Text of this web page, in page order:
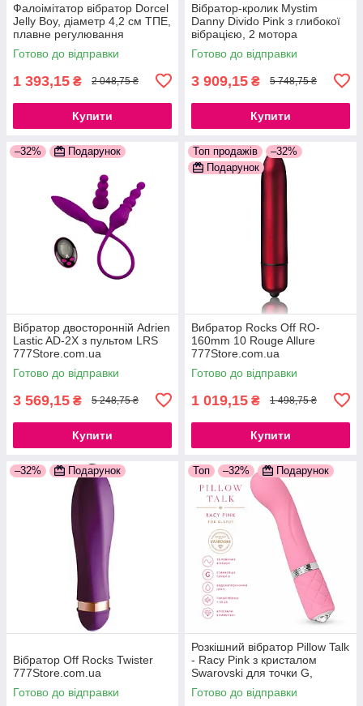
Фалоімітатор вібратор Dorcel
Jelly Boy, діаметр 4,2 см ТПЕ,
плавне регулювання
потужності вібрації
777Store.com.ua
Готово до відправки
1 393,15 ₴ 2 048,75 ₴
Купити
Вібратор-кролик Mystim
Danny Divido Pink з глибокої
вібрацією, 2 мотора
777Store.com.ua
Готово до відправки
3 909,15 ₴ 5 748,75 ₴
Купити
–32% Подарунок
Вібратор двосторонній Adrien
Lastic AD-2X з пультом LRS
777Store.com.ua
Готово до відправки
3 569,15 ₴ 5 248,75 ₴
Купити
Топ продажів
–32%
Подарунок
Вибратор Rocks Off RO-
160mm 10 Rouge Allure
777Store.com.ua
Готово до відправки
1 019,15 ₴ 1 498,75 ₴
Купити
–32% Подарунок
Вібратор Off Rocks Twister
777Store.com.ua
Готово до відправки
Топ –32% Подарунок
Розкішний вібратор Pillow Talk
- Racy Pink з кристалом
Swarovski для точки G,
подарункове паковання,
USB-кабель в комплекті
Готово до відправки